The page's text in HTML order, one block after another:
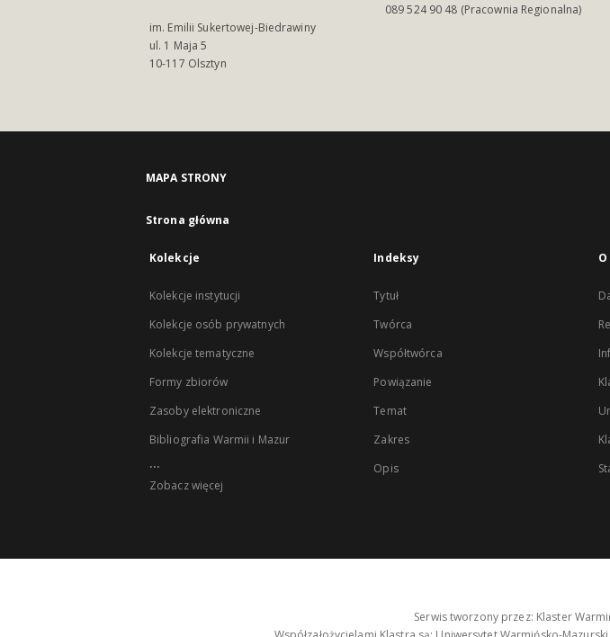
im. Emilii Sukertowej-Biedrawiny
ul. 1 Maja 5
10-117 Olsztyn
089 524 90 48 (Pracownia Regionalna)
MAPA STRONY
Strona główna
Kolekcje
Kolekcje instytucji
Kolekcje osób prywatnych
Kolekcje tematyczne
Formy zbiorów
Zasoby elektroniczne
Bibliografia Warmii i Mazur
...
Zobacz więcej
Indeksy
Tytuł
Twórca
Współtwórca
Powiązanie
Temat
Zakres
Opis
Serwis tworzony przez: Klaster